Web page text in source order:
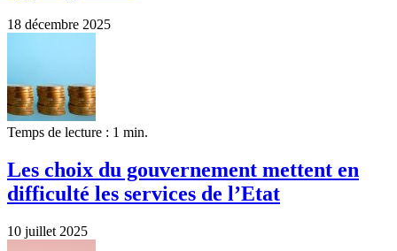
18 décembre 2025
Temps de lecture : 1 min.
Les choix du gouvernement mettent en
difficulté les services de l’Etat
10 juillet 2025